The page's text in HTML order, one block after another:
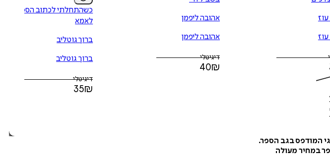
אהובה ליפמן
אהובה ליפמן
דיגיטלי
40₪
כשהתחלתי לכתוב הספד
לאמא
ברוך גוטליב
ברוך גוטליב
דיגיטלי
35₪
המודפס בגב הספר.
במחיר מעולה